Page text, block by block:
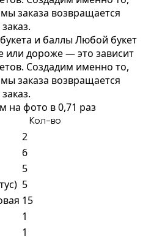
заказа возвращается
и баллыЛюбой букет
или дороже — это зависит
Создадим именно то,
заказа возвращается
на фото в 0,71 раз
Кол-во
2
6
5
5
15
1
1